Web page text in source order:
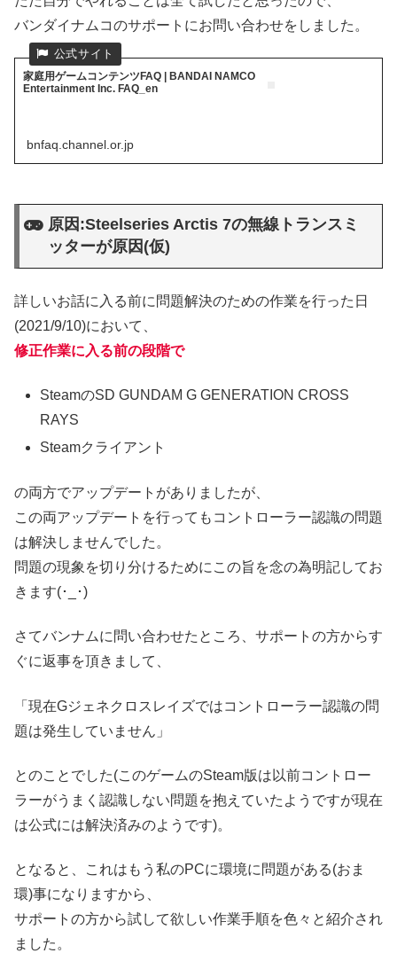
バンダイナムコのサポートにお問い合わせをしました。
家庭用ゲームコンテンツFAQ | BANDAI NAMCO
Entertainment Inc. FAQ_en
bnfaq.channel.or.jp
原因:Steelseries Arctis 7の無線トランスミ
ッターが原因(仮)
詳しいお話に入る前に問題解決のための作業を行った日
(2021/9/10)において、
修正作業に入る前の段階で
SteamのSD GUNDAM G GENERATION CROSS
RAYS
Steamクライアント
の両方でアップデートがありましたが、
この両アップデートを行ってもコントローラー認識の問題
は解決しませんでした。
問題の現象を切り分けるためにこの旨を念の為明記してお
きます(･_･)
さてバンナムに問い合わせたところ、サポートの方からす
ぐに返事を頂きまして、
「現在Gジェネクロスレイズではコントローラー認識の問
題は発生していません」
とのことでした(このゲームのSteam版は以前コントロー
ラーがうまく認識しない問題を抱えていたようですが現在
は公式には解決済みのようです)。
となると、これはもう私のPCに環境に問題がある(おま
環)事になりますから、
サポートの方から試して欲しい作業手順を色々と紹介され
ました。